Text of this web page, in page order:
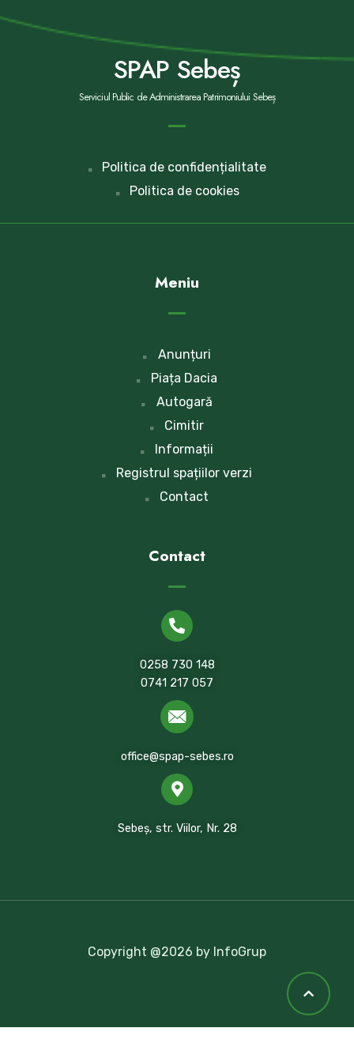
SPAP Sebeș
Serviciul Public de Administrarea Patrimoniului Sebeș
Politica de confidențialitate
Politica de cookies
Meniu
Anunțuri
Piața Dacia
Autogară
Cimitir
Informații
Registrul spațiilor verzi
Contact
Contact
0258 730 148
0741 217 057
office@spap-sebes.ro
Sebeș, str. Viilor, Nr. 28
Copyright @2026 by InfoGrup